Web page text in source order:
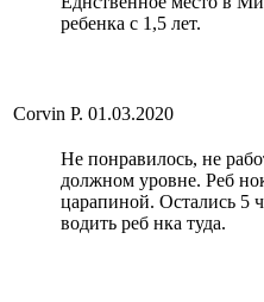
ребенка с 1,5 лет.
Corvin P. 01.03.2020
Не понравилось, не
должном уровне. Реб
царапиной. Остались 5
водить реб нка туда.